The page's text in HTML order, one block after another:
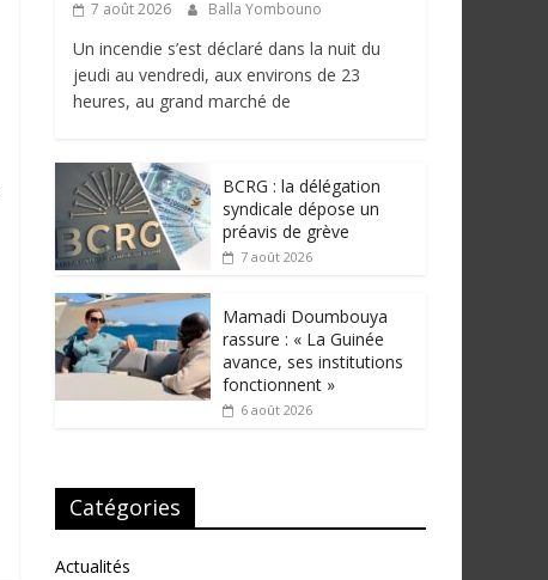
7 août 2026 Balla Yombouno
Un incendie s’est déclaré dans la nuit du
jeudi au vendredi, aux environs de 23
heures, au grand marché de
BCRG : la délégation
syndicale dépose un
préavis de grève
7 août 2026
Mamadi Doumbouya
rassure : « La Guinée
avance, ses institutions
fonctionnent »
6 août 2026
Catégories
Actualités